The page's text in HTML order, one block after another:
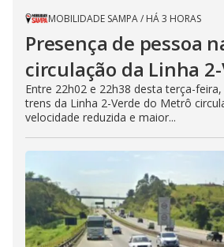
MOBILIDADE SAMPA/ HÁ 3 HORAS
Presença de pessoa
circulação da Linha
Entre 22h02 e 22h38 desta terça-
trens da Linha 2-Verde do Metrô
velocidade reduzida e maior...